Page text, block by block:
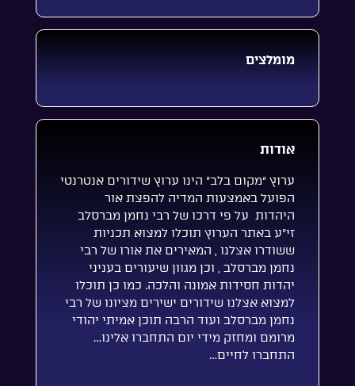
מומלצים
אודות
ערוץ “מקום בלב” הינו ערוץ שידורים אנטרנטי
הפועל באמצעות המדיה להפצת אור
היהדות על פי דרכו של רבי נחמן מברסלב
זי”ע באתר הערוץ תוכלו למצוא תכניות
ששודרו אצלנו , המאירים את אורו של רבי
נחמן מברסלב , וכן מגוון שיעורים בעניני
יהדות חסידות אמונה והלכה. כמו כן תוכלו
למצוא אצלנו שידורים ישירים מציונו של רבי
נחמן מברסלב ועוד הרבה תוכן אמיתי יהודי
מרומם ומחזק מידי יום התחברו אלינו…
התחברו לחיים…